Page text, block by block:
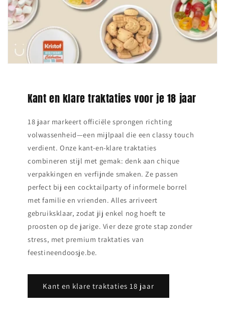
Kant en klare traktaties voor je 18 jaar
18 jaar markeert officiële sprongen richting
volwassenheid—een mijlpaal die een classy touch
verdient. Onze kant‑en‑klare traktaties
combineren stijl met gemak: denk aan chique
verpakkingen en verfijnde smaken. Ze passen
perfect bij een cocktailparty of informele borrel
met familie en vrienden. Alles arriveert
gebruiksklaar, zodat jij enkel nog hoeft te
proosten op de jarige. Vier deze grote stap zonder
stress, met premium traktaties van
feestineendoosje.be.
Kant en klare traktaties 18 jaar